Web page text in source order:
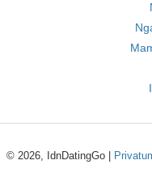
© 2026, IdnDatingGo |